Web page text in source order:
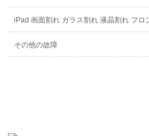
iPad 画面割れ ガラス割れ 液晶割れ フロ
その他の故障